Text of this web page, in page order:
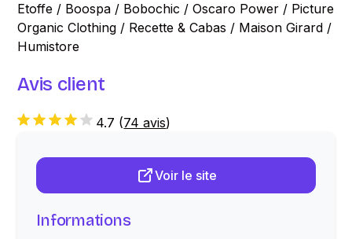
Etoffe / Boospa / Bobochic / Oscaro Power / Picture
Organic Clothing / Recette & Cabas / Maison Girard /
Humistore
Avis client
4.7 (74 avis)
Voir le site
Informations